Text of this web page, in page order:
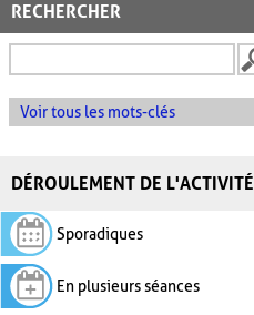
RECHERCHER
Voir tous les mots-clés
DÉROULEMENT DE L'ACTIVITÉ
Sporadiques
En plusieurs séances